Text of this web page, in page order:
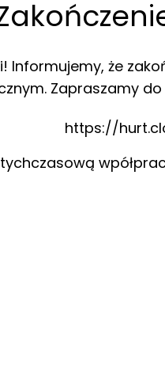
Informujemy, że
Zapraszamy
https://